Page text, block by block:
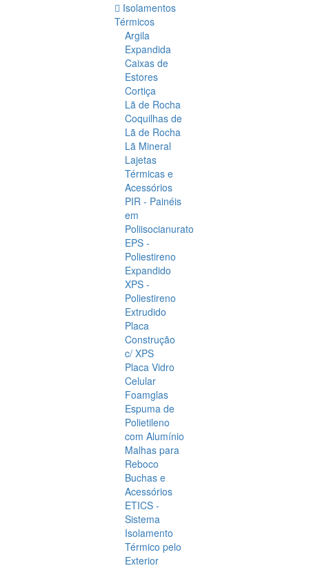
Isolamentos
Térmicos
Argila
Expandida
Caixas de
Estores
Cortiça
Lã de Rocha
Coquilhas de
Lã de Rocha
Lã Mineral
Lajetas
Térmicas e
Acessórios
PIR - Painéis
em
Poliisocianurato
EPS -
Poliestireno
Expandido
XPS -
Poliestireno
Extrudido
Placa
Construção
c/ XPS
Placa Vidro
Celular
Foamglas
Espuma de
Polietileno
com Alumínio
Malhas para
Reboco
Buchas e
Acessórios
ETICS -
Sistema
Isolamento
Térmico pelo
Exterior